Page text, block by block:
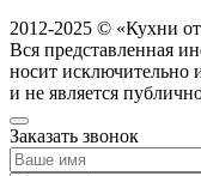
2012-2025 © «Кухни
Вся представленная
носит
и не является
Заказать звонок